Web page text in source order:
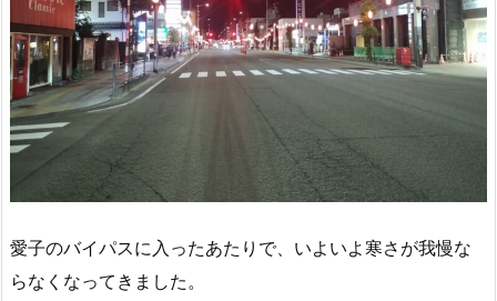
愛子のバイパスに入ったあたりで、いよいよ寒さが我慢な
らなくなってきました。